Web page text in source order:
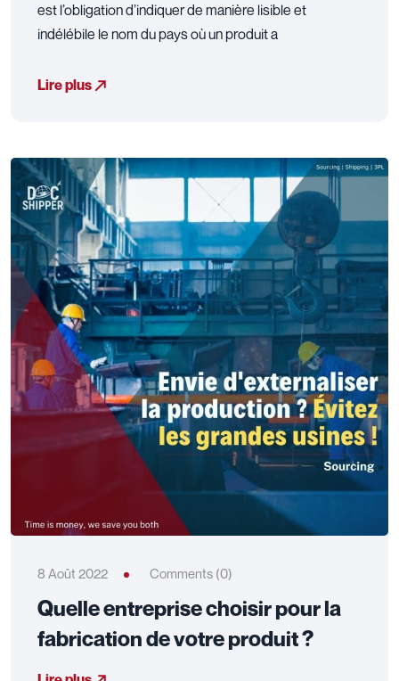
est l’obligation d’indiquer de manière lisible et
indélébile le nom du pays où un produit a
Lire plus
8 Août 2022 Comments (0)
Quelle entreprise choisir pour la
fabrication de votre produit ?